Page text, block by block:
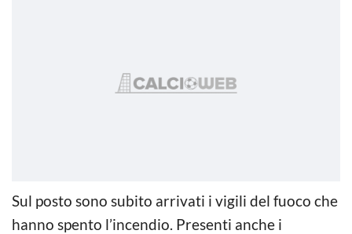
Sul posto sono subito arrivati i vigili del fuoco che
hanno spento l’incendio. Presenti anche i